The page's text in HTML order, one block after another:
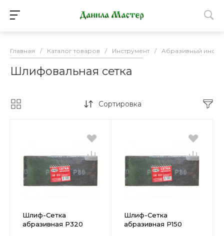
Главная / Каталог товаров / Инструмент / Абразивный
Шлифовальная сетка
Сортировка
Шлиф-Сетка
абразивная Р320
Шлиф-Сетка
абразивная Р150